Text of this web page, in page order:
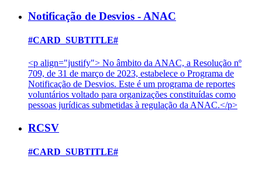
Notificação de Desvios - ANAC
#CARD_SUBTITLE#
<p align="justify"> No âmbito da ANAC, a Resolução nº
709, de 31 de março de 2023, estabelece o Programa de
Notificação de Desvios. Este é um programa de reportes
voluntários voltado para organizações constituídas como
pessoas jurídicas submetidas à regulação da ANAC.</p>
RCSV
#CARD_SUBTITLE#